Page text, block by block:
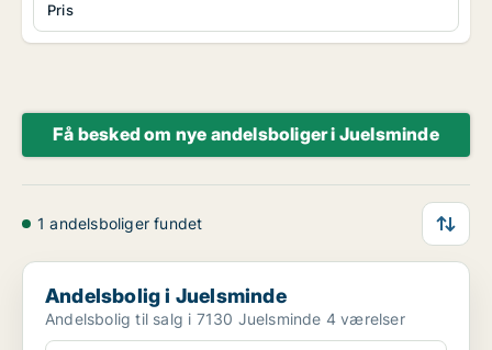
Pris
Få besked om nye andelsboliger i Juelsminde
1 andelsboliger fundet
Andelsbolig i Juelsminde
Andelsbolig i Juelsminde
Andelsbolig til salg i 7130 Juelsminde 4 værelser